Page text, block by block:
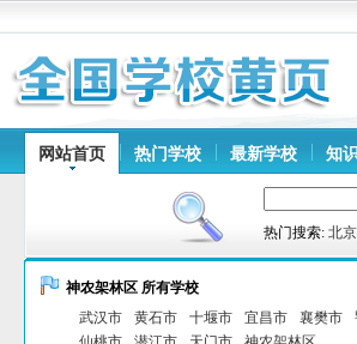
网站首页 热门学校 最新学校 知
热门搜索: 北
神农架林区 所有学校
武汉市
黄石市 十堰市 宜昌市 襄樊市